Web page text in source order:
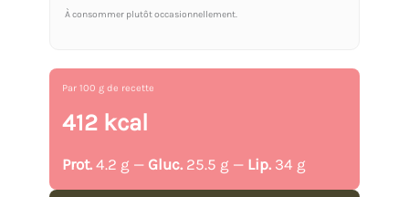
À consommer plutôt occasionnellement.
Par 100 g de recette
412 kcal
Prot. 4.2 g — Gluc. 25.5 g — Lip. 34 g